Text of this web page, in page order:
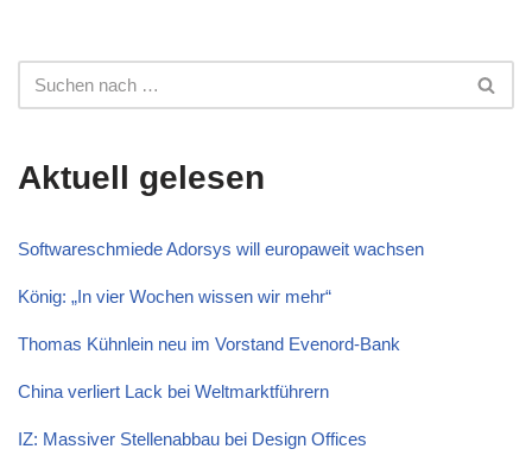
Aktuell gelesen
Softwareschmiede Adorsys will europaweit wachsen
König: „In vier Wochen wissen wir mehr“
Thomas Kühnlein neu im Vorstand Evenord-Bank
China verliert Lack bei Weltmarktführern
IZ: Massiver Stellenabbau bei Design Offices